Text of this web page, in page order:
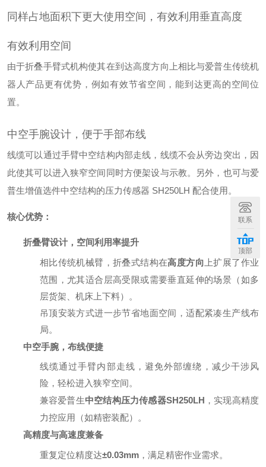
同样占地面积下更大使用空间，有效利用垂直高度
有效利用空间
由于折叠手臂式机构使其在到达高度方向上相比与爱普生传统机
器人产品更有优势，例如有效节省空间，能到达更高的空间位
置。
中空手腕设计，便于手部布线
线缆可以通过手臂中空结构内部走线，线缆不会从旁边突出，因
此使其可以进入狭窄空间同时方便架设与示教。另外，也可与爱
普生增值选件中空结构的压力传感器 SH250LH 配合使用。
核心优势：
折叠臂设计，空间利用率提升
相比传统机械臂，折叠式结构在高度方向上扩展了作业
范围，尤其适合层高受限或需要垂直延伸的场景（如多
层货架、机床上下料）。
吊顶安装方式进一步节省地面空间，适配紧凑生产线布
局。
中空手腕，布线便捷
线缆通过手臂内部走线，避免外部缠绕，减少干涉风
险，轻松进入狭窄空间。
兼容爱普生中空结构压力传感器SH250LH ，实现高精度
力控应用（如精密装配）。
高精度与高速度兼备
重复定位精度达±0.03mm，满足精密作业需求。
联系
顶部